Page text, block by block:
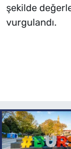
şekilde
vurgulandı.